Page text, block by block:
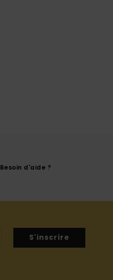
Besoin d'aide ?
S'inscrire